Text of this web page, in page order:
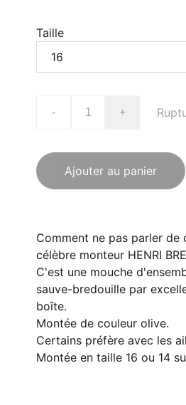
Taille
- +
Ajouter au panier
Comment ne pas parler
célèbre monteur HENRI
C'est une mouche
sauve-bredouille par
boîte.
Montée de couleur olive.
Certains préfère avec les
Montée en taille 16 ou 14